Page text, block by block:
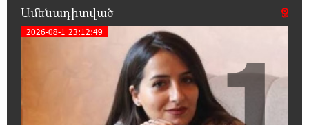
«Պատմական հիշողությունը չի կարելի
քաղաքականություն դարձնել». Կարպիս
Փաշոյան
0:55:39 8-08-2026
Երևանի և մարզերի տասնյակ հասցեներում
օգոստոսի 10-ին, 11-ին, 12-ին և 13-ին գազ
Ամենադիտված
2026-08-1 23:12:49